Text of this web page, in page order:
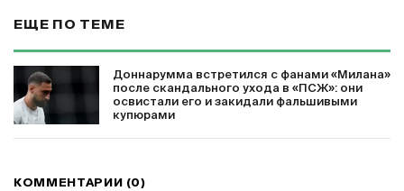
ЕЩЕ ПО ТЕМЕ
Доннарумма встретился с фанами «Милана»
после скандального ухода в «ПСЖ»: они
освистали его и закидали фальшивыми
купюрами
КОММЕНТАРИИ (0)